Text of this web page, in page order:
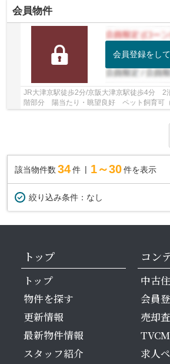
会員物件
会員登録をし
JR大津京駅徒歩2分/京阪大津京駅徒歩4分 2
階部分 陽当たり・眺望良好 ペット飼育可（
帖以上・収納付き 納戸・WICなど収納充実
該当物件数 34件 1～30 件を表示
絞り込み条件： なし
トップ
トップ
物件を探す
更新情報
最新物件情報
スタッフ紹介
コン
中古
会員
売却
求人